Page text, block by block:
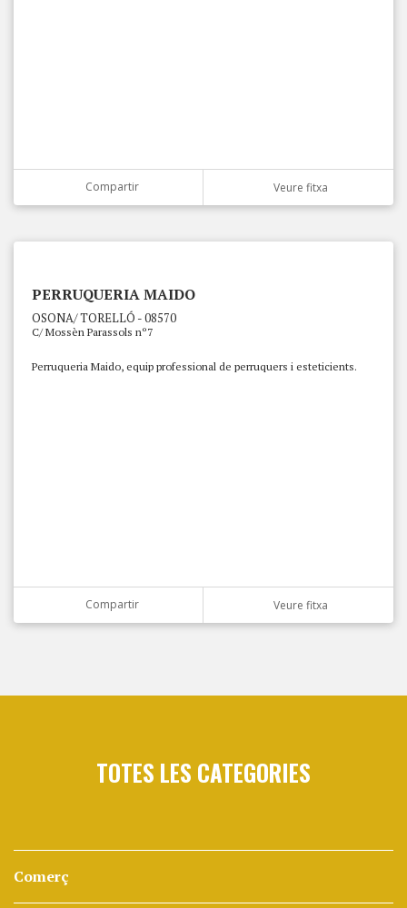
Compartir Veure fitxa
PERRUQUERIA MAIDO
OSONA/ TORELLÓ - 08570
C/ Mossèn Parassols nº7
Perruqueria Maido, equip professional de perruquers i esteticients.
Compartir Veure fitxa
TOTES LES CATEGORIES
Comerç